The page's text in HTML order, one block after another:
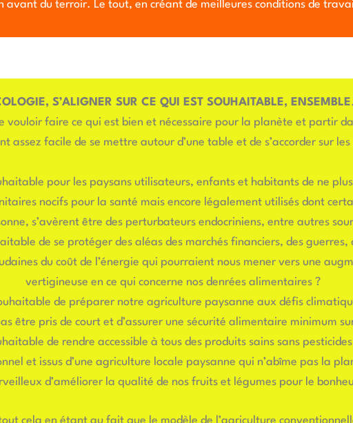
avant du terroir. Le tout, en créant de meilleures conditions de
S’ALIGNER SUR CE QUI EST SOUHAITABLE, ENSEMBLE.
vouloir faire ce qui est bien et nécessaire pour la planète et partir
assez facile de se mettre autour d’une table et de s’accorder sur
pour les paysans utilisateurs, enfants et habitants de ne
nocifs pour la santé mais encore légalement utilisés dont
s’avèrent être des perturbateurs endocriniens, entre autres
de se protéger des aléas des marchés financiers, des guerres,
du coût de l’énergie qui pourraient nous mener vers une
vertigineuse en ce qui concerne nos denrées alimentaires ?
de préparer notre agriculture paysanne aux défis
être pris de court et d’assurer une sécurité alimentaire minimum
de rendre accessible à tous des produits sains sans
et issus d’une agriculture locale paysanne qui n’abîme pas la
d’améliorer la qualité de nos fruits et légumes pour le